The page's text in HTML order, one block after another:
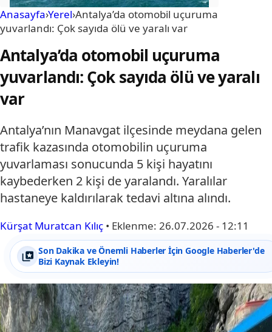
Anasayfa›Yerel›Antalya’da otomobil uçuruma
yuvarlandı: Çok sayıda ölü ve yaralı var
Antalya’da otomobil uçuruma
yuvarlandı: Çok sayıda ölü ve yaralı
var
Antalya’nın Manavgat ilçesinde meydana gelen
trafik kazasında otomobilin uçuruma
yuvarlaması sonucunda 5 kişi hayatını
kaybederken 2 kişi de yaralandı. Yaralılar
hastaneye kaldırılarak tedavi altına alındı.
Kürşat Muratcan Kılıç • Eklenme: 26.07.2026 - 12:11
Son Dakika ve Önemli Haberler İçin Google Haberler'de
Bizi Kaynak Ekleyin!